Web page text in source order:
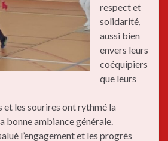
respect et
solidarité,
aussi bien
envers leurs
coéquipiers
que leurs
et les sourires ont rythmé la
bonne ambiance générale.
l’engagement et les progrès